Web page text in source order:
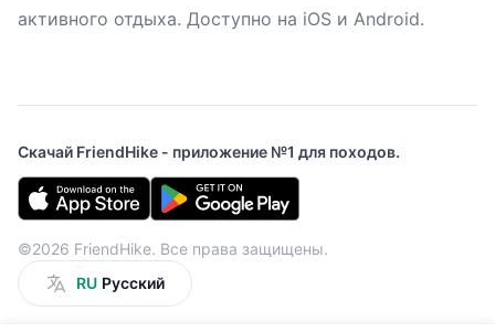
активного отдыха. Доступно на iOS и Android.
Скачай FriendHike - приложение №1 для походов.
©2026 FriendHike. Все права защищены.
RU Русский